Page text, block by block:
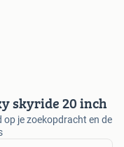
skyride 20 inch
je zoekopdracht en de